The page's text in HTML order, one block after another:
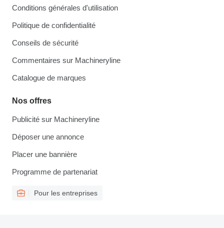
Conditions générales d'utilisation
Politique de confidentialité
Conseils de sécurité
Commentaires sur Machineryline
Catalogue de marques
Nos offres
Publicité sur Machineryline
Déposer une annonce
Placer une bannière
Programme de partenariat
Pour les entreprises